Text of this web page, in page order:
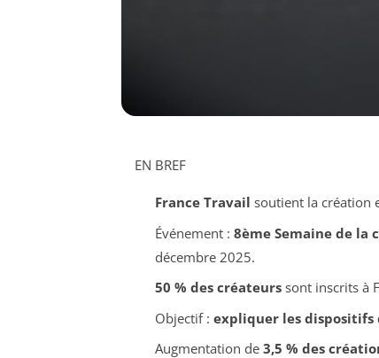
EN BREF
France Travail soutient la création
Événement : 8ème Semaine de la
décembre 2025.
50 % des créateurssont inscrits à
Objectif : expliquer les dispositifs
Augmentation de 3,5 % des